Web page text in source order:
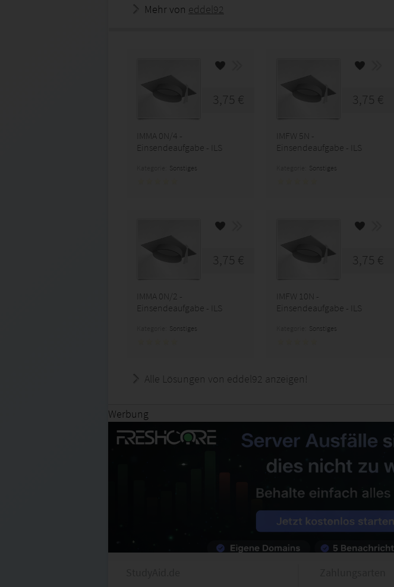
Mehr von eddel92
3,75 €
IMMA 0N/4 -
Einsendeaufgabe - ILS
Sonstiges
3,75 €
IMFW 5N -
Einsendeaufgabe - ILS
Sonstiges
3,75 €
IMMA 0N/2 -
Einsendeaufgabe - ILS
Sonstiges
3,75 €
IMFW 10N -
Einsendeaufgabe - ILS
Sonstiges
Alle Lösungen von eddel92 anzeigen!
Werbung